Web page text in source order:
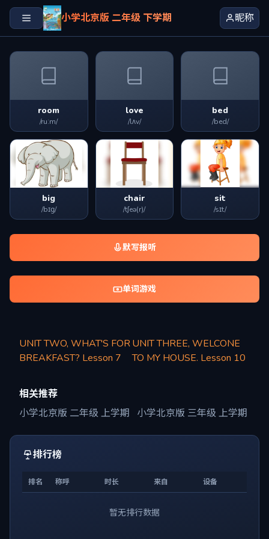
小学北京版 二年级 下学期 昵称
room
/ruːm/
love
/lʌv/
bed
/bed/
big
/bɪɡ/
chair
/tʃeə(r)/
sit
/sɪt/
默写报听
单词游戏
UNIT TWO, WHAT'S FOR
BREAKFAST? Lesson 7
UNIT THREE, WELCONE
TO MY HOUSE. Lesson 10
相关推荐
小学北京版 二年级 上学期
小学北京版 三年级 上学期
排行榜
排名 称呼 时长 来自 设备
暂无排行数据